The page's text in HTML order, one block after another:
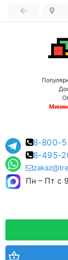
8-800-
8-495-
Пн – Пт с